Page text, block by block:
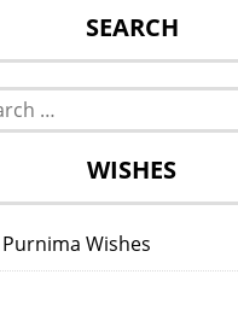
SEARCH
WISHES
Wishes